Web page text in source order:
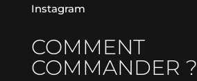
Instagram
COMMENT
COMMANDER ?